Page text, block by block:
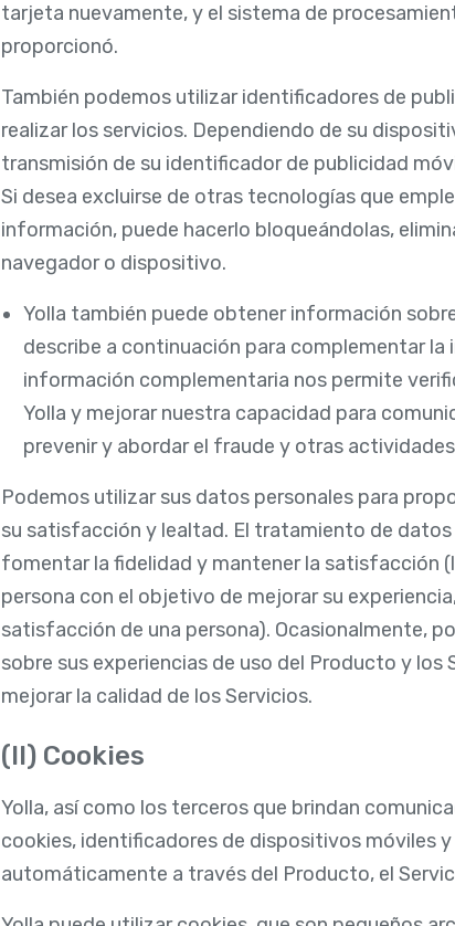
tarjeta nuevamente, y el sistema de
proporcionó.
También podemos utilizar identificadores de
realizar los servicios. Dependiendo de su
transmisión de su identificador de publicidad
Si desea excluirse de otras tecnologías que
información, puede hacerlo bloqueándolas,
navegador o dispositivo.
Yolla también puede obtener información
describe a continuación para complementar
información complementaria nos permite
Yolla y mejorar nuestra capacidad para
prevenir y abordar el fraude y otras
Podemos utilizar sus datos personales para
su satisfacción y lealtad. El tratamiento de
fomentar la fidelidad y mantener la satisfacción
persona con el objetivo de mejorar su
satisfacción de una persona). Ocasionalmente,
sobre sus experiencias de uso del Producto y
mejorar la calidad de los Servicios.
(II) Cookies
Yolla, así como los terceros que brindan
cookies, identificadores de dispositivos móviles
automáticamente a través del Producto, el